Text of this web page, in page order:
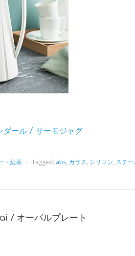
ール / サーモジャグ
・紅茶 ⋅ Tagged: abs, ガラス, シリコン, スチー
オーバルプレート